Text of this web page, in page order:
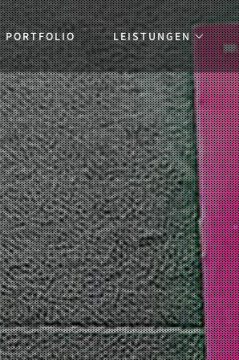
PORTFOLIO LEISTUNGEN